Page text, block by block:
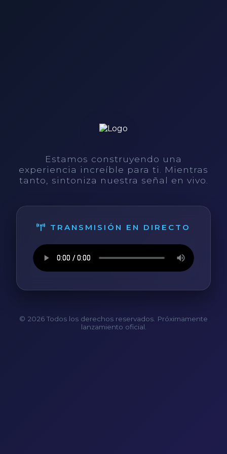
Estamos construyendo una
experiencia increíble para ti. Mientras
tanto, sintoniza nuestra señal en vivo.
TRANSMISIÓN EN DIRECTO
© 2026 Todos los derechos reservados. Próximamente
lanzamiento oficial.